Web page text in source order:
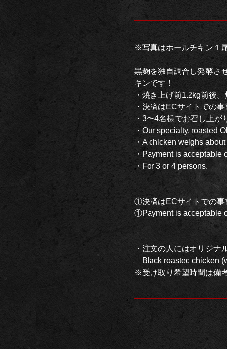
※写真はホールチキン１
黒麹を独自調合し発酵さ
キンです！
・焼き上げ前1.2kg前後
・決済はECサイトでの
・3〜4名様でお召し上が
・Our specialty, roasted
・A chicken weighs
・Payment is acceptable
・For 3 or 4 persons.
①決済はECサイトでの事
①Payment is acceptable
・注文の人にはオリジナ
Black roasted chicken
※受け取り希望時間は備